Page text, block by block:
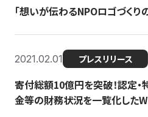
「想いが伝わるNPOロゴづくり
2021.02.01 プレスリリース
寄付総額10億円を突破！認定
金等の財務状況を一覧化した